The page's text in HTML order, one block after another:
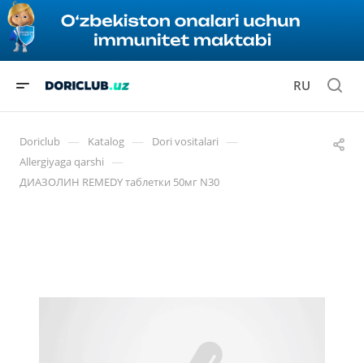
RU
Doriclub — Katalog — Dori vositalari —
Allergiyaga qarshi —
ДИАЗОЛИН REMEDY таблетки 50мг N30